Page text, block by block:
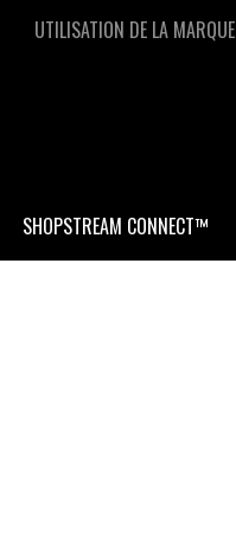
UTILISATION DE LA MARQUE
SHOPSTREAM CONNECT™